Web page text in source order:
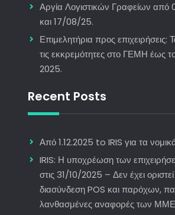
Αργία Λογιστικών Γραφείων
και 17/08/25.
Επιμελητήρια προς επιχειρήσεις:
τις εκκρεμότητες στο ΓΕΜΗ έως
2025.
Recent Posts
Από 1.12.2025 to IRIS για τα
IRIS: Η υποχρέωση των
στις 31/10/2025 – Δεν έχει
διασύνδεση POS και παρόχων,
λανθασμένες αναφορές των